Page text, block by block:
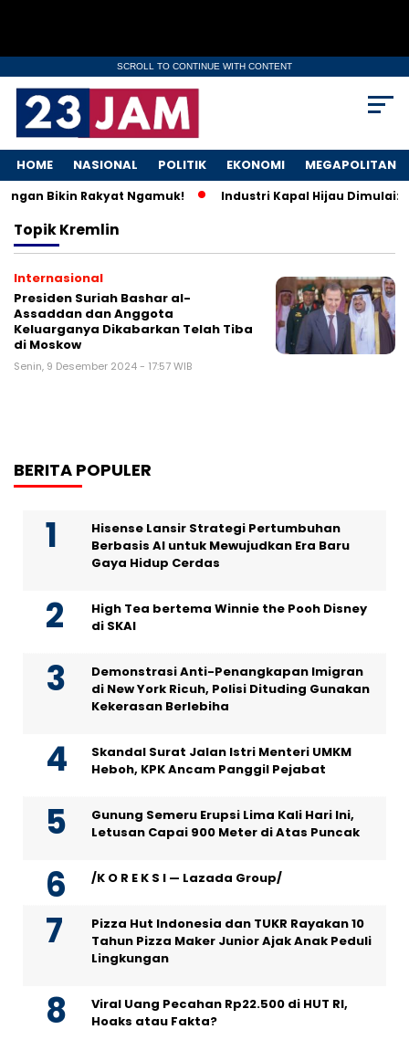
SCROLL TO CONTINUE WITH CONTENT
HOME NASIONAL POLITIK EKONOMI MEGAPOLITAN
Bikin Rakyat Ngamuk! Industri Kapal Hijau Dimulai:
TopikKremlin
Internasional
Presiden Suriah Bashar al-
Assaddan dan Anggota
Keluarganya Dikabarkan Telah Tiba
di Moskow
Senin, 9 Desember 2024 - 17:57 WIB
BERITA POPULER
Hisense Lansir Strategi Pertumbuhan
Berbasis AI untuk Mewujudkan Era Baru
Gaya Hidup Cerdas
High Tea bertema Winnie the Pooh Disney
di SKAI
Demonstrasi Anti-Penangkapan Imigran
di New York Ricuh, Polisi Dituding Gunakan
Kekerasan Berlebiha
Skandal Surat Jalan Istri Menteri UMKM
Heboh, KPK Ancam Panggil Pejabat
Gunung Semeru Erupsi Lima Kali Hari Ini,
Letusan Capai 900 Meter di Atas Puncak
/K O R E K S I — Lazada Group/
Pizza Hut Indonesia dan TUKR Rayakan 10
Tahun Pizza Maker Junior Ajak Anak Peduli
Lingkungan
Viral Uang Pecahan Rp22.500 di HUT RI,
Hoaks atau Fakta?